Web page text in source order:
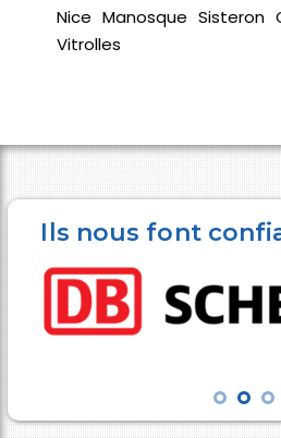
Nice Manosque Sisteron
Vitrolles
Ils nous font